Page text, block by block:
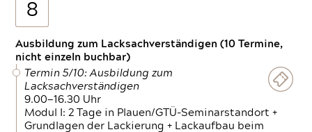
8
Ausbildung zum Lacksachverständigen (10 Termine,
nicht einzeln buchbar)
Termin 5/10: Ausbildung zum
Lacksachverständigen
9.00—16.30 Uhr
Modul I: 2 Tage in Plauen/GTÜ-Seminarstandort +
Grundlagen der Lackierung + Lackaufbau beim